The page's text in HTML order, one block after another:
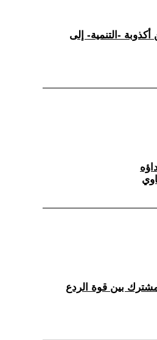
أكذوبة -التنمية- إلى
بين قوة الردع